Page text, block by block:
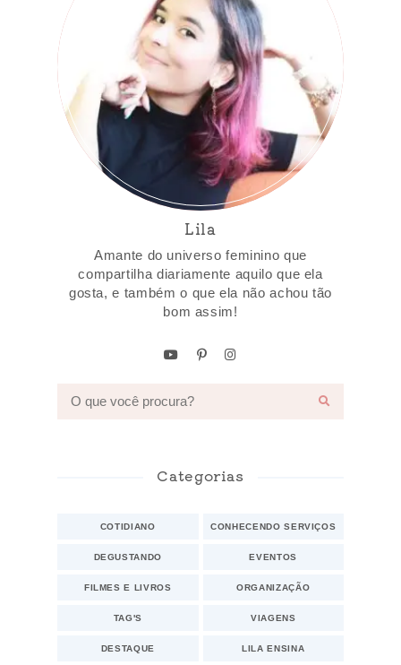
Lila
Amante do universo feminino que
compartilha diariamente aquilo que ela
gosta, e também o que ela não achou tão
bom assim!
Categorias
COTIDIANO CONHECENDO SERVIÇOS
DEGUSTANDO EVENTOS
FILMES E LIVROS ORGANIZAÇÃO
TAG'S VIAGENS
DESTAQUE LILA ENSINA